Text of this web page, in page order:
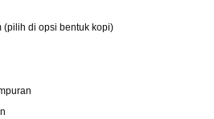
(pilih di opsi bentuk kopi)